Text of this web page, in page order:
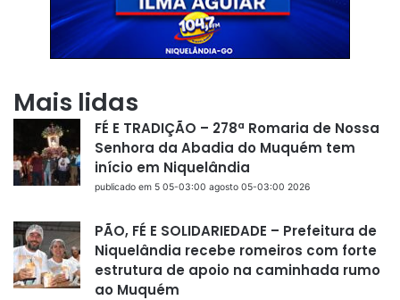
Mais lidas
FÉ E TRADIÇÃO – 278ª Romaria de Nossa
Senhora da Abadia do Muquém tem
início em Niquelândia
publicado em 5 05-03:00 agosto 05-03:00 2026
PÃO, FÉ E SOLIDARIEDADE – Prefeitura de
Niquelândia recebe romeiros com forte
estrutura de apoio na caminhada rumo
ao Muquém